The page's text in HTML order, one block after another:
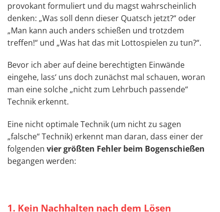
provokant formuliert und du magst wahrscheinlich
denken: „Was soll denn dieser Quatsch jetzt?“ oder
„Man kann auch anders schießen und trotzdem
treffen!“ und „Was hat das mit Lottospielen zu tun?“.
Bevor ich aber auf deine berechtigten Einwände
eingehe, lass‘ uns doch zunächst mal schauen, woran
man eine solche „nicht zum Lehrbuch passende“
Technik erkennt.
Eine nicht optimale Technik (um nicht zu sagen
„falsche“ Technik) erkennt man daran, dass einer der
folgenden vier größten Fehler beim Bogenschießen
begangen werden:
1. Kein Nachhalten nach dem Lösen